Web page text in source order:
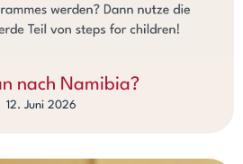
nach Namibia?
12. Juni 2026